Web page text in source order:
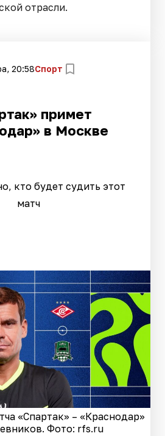
отрасли.
20:58Спорт
примет
в Москве
кто будет судить этот
матч
«Спартак» – «Краснодар»
Фото: rfs.ru